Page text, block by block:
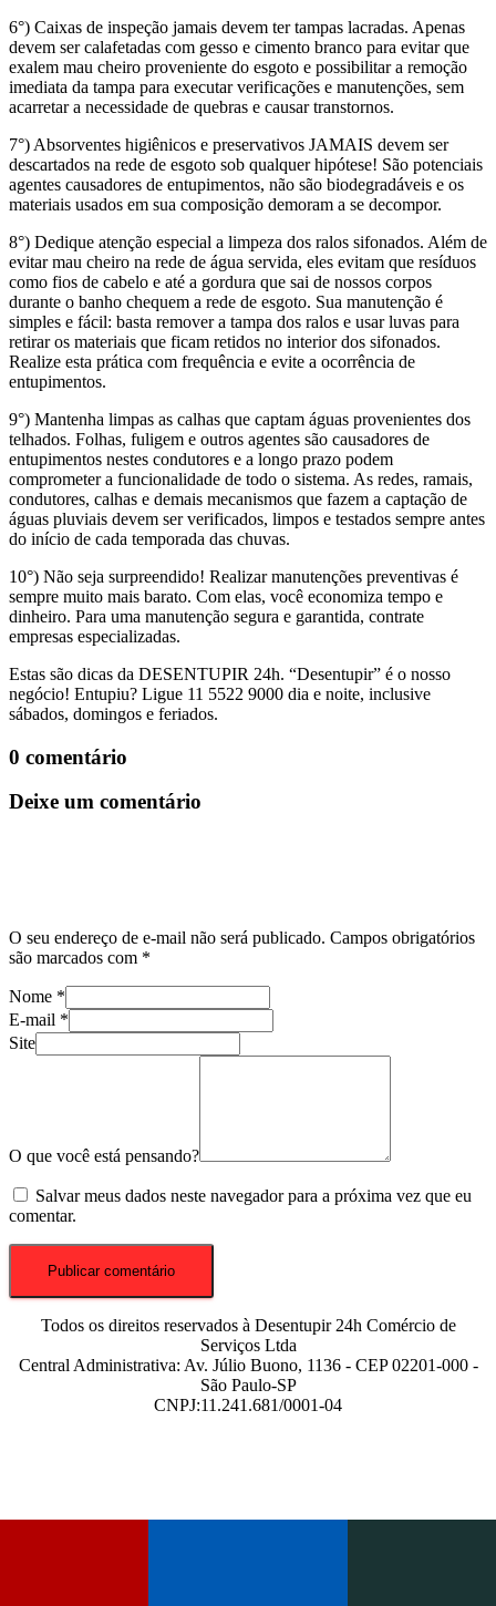
6°) Caixas de inspeção jamais devem ter tampas lacradas. Apenas
devem ser calafetadas com gesso e cimento branco para evitar que
exalem mau cheiro proveniente do esgoto e possibilitar a remoção
imediata da tampa para executar verificações e manutenções, sem
acarretar a necessidade de quebras e causar transtornos.
7°) Absorventes higiênicos e preservativos JAMAIS devem ser
descartados na rede de esgoto sob qualquer hipótese! São potenciais
agentes causadores de entupimentos, não são biodegradáveis e os
materiais usados em sua composição demoram a se decompor.
8°) Dedique atenção especial a limpeza dos ralos sifonados. Além de
evitar mau cheiro na rede de água servida, eles evitam que resíduos
como fios de cabelo e até a gordura que sai de nossos corpos
durante o banho chequem a rede de esgoto. Sua manutenção é
simples e fácil: basta remover a tampa dos ralos e usar luvas para
retirar os materiais que ficam retidos no interior dos sifonados.
Realize esta prática com frequência e evite a ocorrência de
entupimentos.
9°) Mantenha limpas as calhas que captam águas provenientes dos
telhados. Folhas, fuligem e outros agentes são causadores de
entupimentos nestes condutores e a longo prazo podem
comprometer a funcionalidade de todo o sistema. As redes, ramais,
condutores, calhas e demais mecanismos que fazem a captação de
águas pluviais devem ser verificados, limpos e testados sempre antes
do início de cada temporada das chuvas.
10°) Não seja surpreendido! Realizar manutenções preventivas é
sempre muito mais barato. Com elas, você economiza tempo e
dinheiro. Para uma manutenção segura e garantida, contrate
empresas especializadas.
Estas são dicas da DESENTUPIR 24h. “Desentupir” é o nosso
negócio! Entupiu? Ligue 11 5522 9000 dia e noite, inclusive
sábados, domingos e feriados.
0 comentário
Deixe um comentário
O seu endereço de e-mail não será publicado. Campos obrigatórios
são marcados com *
Nome *
E-mail *
Site
O que você está pensando?
Salvar meus dados neste navegador para a próxima vez que eu
comentar.
Todos os direitos reservados à Desentupir 24h Comércio de
Serviços Ltda
Central Administrativa: Av. Júlio Buono, 1136 - CEP 02201-000 -
São Paulo-SP
CNPJ:11.241.681/0001-04